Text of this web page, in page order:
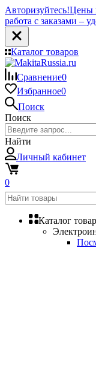
Авторизуйтесь!Цены
работа с заказами –
Каталог товаров
Сравнение0
Избранное0
Поиск
Поиск
Найти
Личный кабинет
0
Каталог